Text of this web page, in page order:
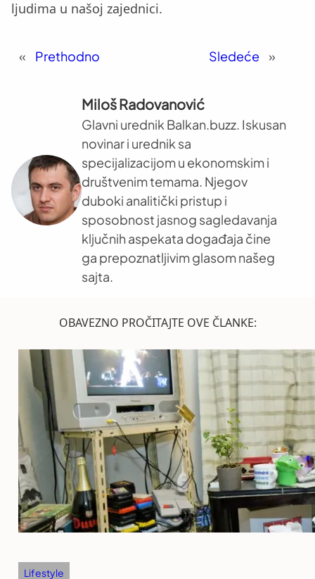
ljudima u našoj zajednici.
« Prethodno Sledeće »
Miloš Radovanović
Glavni urednik Balkan.buzz. Iskusan
novinar i urednik sa
specijalizacijom u ekonomskim i
društvenim temama. Njegov
duboki analitički pristup i
sposobnost jasnog sagledavanja
ključnih aspekata događaja čine
ga prepoznatljivim glasom našeg
sajta.
OBAVEZNO PROČITAJTE OVE ČLANKE:
Lifestyle